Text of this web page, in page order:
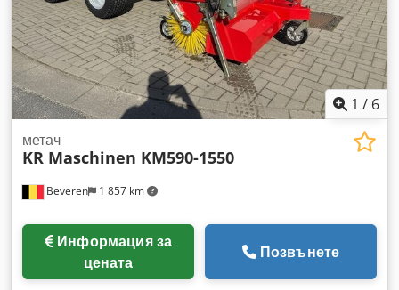
1 / 6
Beveren 1 857 km
метач
KR Maschinen KM590-1550
Информация за
цената
Позвънете